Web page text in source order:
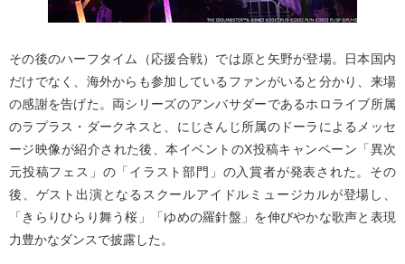
その後のハーフタイム（応援合戦）では原と矢野が登場。日本国内
だけでなく、海外からも参加しているファンがいると分かり、来場
の感謝を告げた。両シリーズのアンバサダーであるホロライブ所属
のラプラス・ダークネスと、にじさんじ所属のドーラによるメッセ
ージ映像が紹介された後、本イベントのX投稿キャンペーン「異次
元投稿フェス」の「イラスト部門」の入賞者が発表された。その
後、ゲスト出演となるスクールアイドルミュージカルが登場し、
「きらりひらり舞う桜」「ゆめの羅針盤」を伸びやかな歌声と表現
力豊かなダンスで披露した。